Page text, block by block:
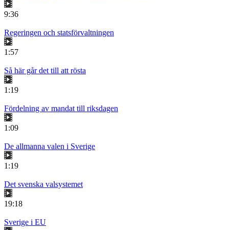
9:36
Regeringen och statsförvaltningen
1:57
Så här går det till att rösta
1:19
Fördelning av mandat till riksdagen
1:09
De allmanna valen i Sverige
1:19
Det svenska valsystemet
19:18
Sverige i EU